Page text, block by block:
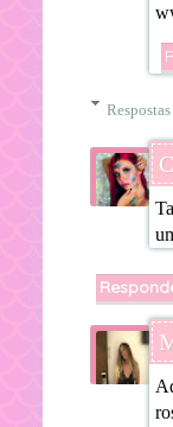
Respostas